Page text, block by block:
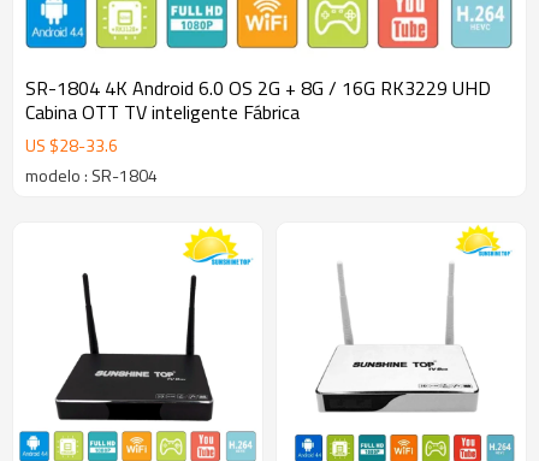
SR-1804 4K Android 6.0 OS 2G + 8G / 16G RK3229 UHD
Cabina OTT TV inteligente Fábrica
US $28-33.6
modelo : SR-1804